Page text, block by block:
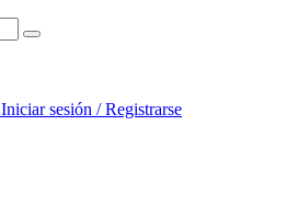
Iniciar sesión / Registrarse